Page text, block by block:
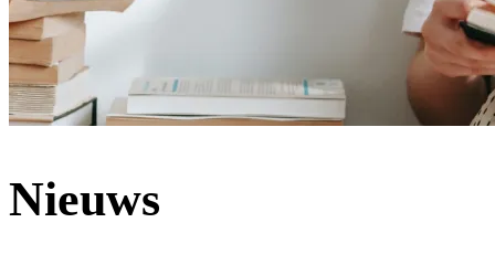
Nieuws